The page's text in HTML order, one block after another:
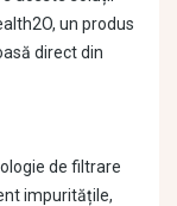
un produs
direct din
de filtrare
impuritățile,